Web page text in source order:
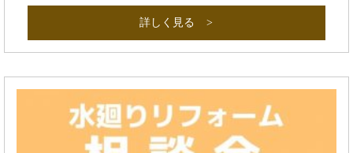
詳しく見る